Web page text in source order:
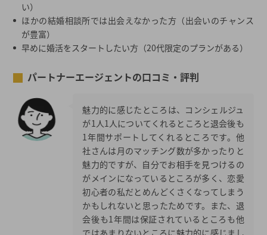
い）
ほかの結婚相談所では出会えなかった方（出会いのチャンス
が豊富）
早めに婚活をスタートしたい方（20代限定のプランがある）
パートナーエージェントの口コミ・評判
魅力的に感じたところは、コンシェルジュ
が1人1人についてくれるところと退会後も
1年間サポートしてくれるところです。他
社さんは月のマッチング数が多かったりと
魅力的ですが、自分でお相手を見つけるの
がメインになっているところが多く、恋愛
初心者の私だとめんどくさくなってしまう
かもしれないと思ったためです。また、退
会後も1年間は保証されているところも他